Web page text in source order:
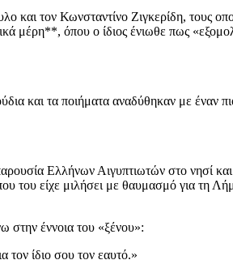
τον Κωνσταντίνο Ζιγκερίδη, τους
μέρη**, όπου ο ίδιος ένιωθε πως
και τα ποιήματα αναδύθηκαν με έναν
Ελλήνων Αιγυπτιωτών στο νησί
είχε μιλήσει με θαυμασμό για τη
στην έννοια του «ξένου»:
τον ίδιο σου τον εαυτό.»